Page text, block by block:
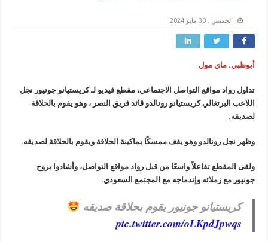
الخميس , 30 مايو 2024
أبوظبي. ماي مول
تداول رواد مواقع التواصل الاجتماعي، مقطع فيديو لـ كريستيانو جونيور نجل
اللاعب البرتغالي كريستيانو رونالدو قائد فريق النصر ، وهو يقوم بالحلاقة
لصديقه.
وظهر نجل رونالدو وهو يقف ممسكًا بماكينة الحلاقة ويقوم بالحلاقة لصديقه.
ولقى المقطع تفاعلاً واسعًا من قبل رواد مواقع التواصل، وأشادوا بروح
جونيور مع زملائه وإندماجه مع المجتمع السعودي.
كريستيانو جونيور يقوم بحلاقة صديقه
pic.twitter.com/oLKpdJpwqs